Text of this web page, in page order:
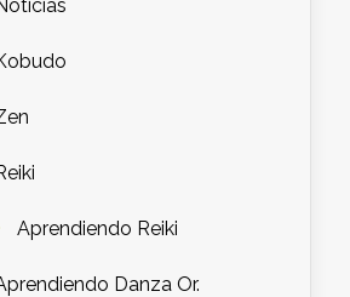
Aprendiendo Reiki
Danza Or.